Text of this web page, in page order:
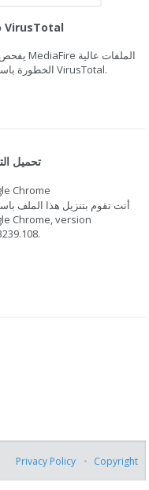
فحص VirusTotal
الخطورة باستخدام VirusTotal.
تحميل
Chrome
أنت تقوم بتنزيل هذا الملف
Chrome, version
.
Privacy Policy Copyright